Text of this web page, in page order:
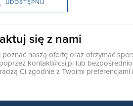
UDOSTĘPNIJ
się z nami
poznać naszą ofertę oraz otrzymać
kontakt@csi.pl lub
Ci zgodnie z Twoimi preferencjami